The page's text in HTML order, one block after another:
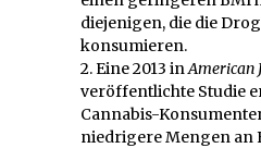
diejenigen, die die
konsumieren.
2. Eine 2013 inAmerican
veröffentlichte Studie
Cannabis-
niedrigere Mengen an